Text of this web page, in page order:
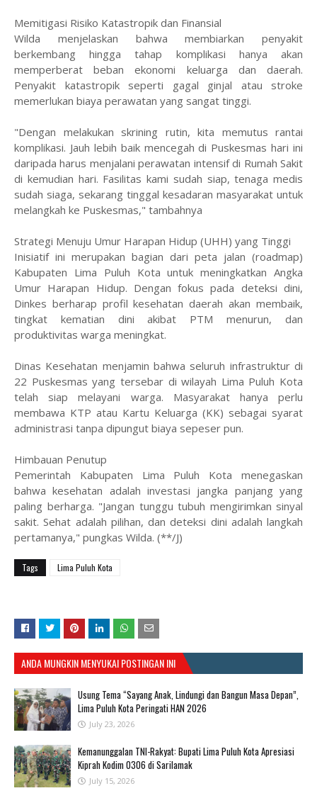
​Memitigasi Risiko Katastropik dan Finansial
​Wilda menjelaskan bahwa membiarkan penyakit
berkembang hingga tahap komplikasi hanya akan
memperberat beban ekonomi keluarga dan daerah.
Penyakit katastropik seperti gagal ginjal atau stroke
memerlukan biaya perawatan yang sangat tinggi.
​"Dengan melakukan skrining rutin, kita memutus rantai
komplikasi. Jauh lebih baik mencegah di Puskesmas hari ini
daripada harus menjalani perawatan intensif di Rumah Sakit
di kemudian hari. Fasilitas kami sudah siap, tenaga medis
sudah siaga, sekarang tinggal kesadaran masyarakat untuk
melangkah ke Puskesmas," tambahnya
​Strategi Menuju Umur Harapan Hidup (UHH) yang Tinggi
​Inisiatif ini merupakan bagian dari peta jalan (roadmap)
Kabupaten Lima Puluh Kota untuk meningkatkan Angka
Umur Harapan Hidup. Dengan fokus pada deteksi dini,
Dinkes berharap profil kesehatan daerah akan membaik,
tingkat kematian dini akibat PTM menurun, dan
produktivitas warga meningkat.
​Dinas Kesehatan menjamin bahwa seluruh infrastruktur di
22 Puskesmas yang tersebar di wilayah Lima Puluh Kota
telah siap melayani warga. Masyarakat hanya perlu
membawa KTP atau Kartu Keluarga (KK) sebagai syarat
administrasi tanpa dipungut biaya sepeser pun.
​Himbauan Penutup
​Pemerintah Kabupaten Lima Puluh Kota menegaskan
bahwa kesehatan adalah investasi jangka panjang yang
paling berharga. "Jangan tunggu tubuh mengirimkan sinyal
sakit. Sehat adalah pilihan, dan deteksi dini adalah langkah
pertamanya," pungkas Wilda. (**/J)
Tags Lima Puluh Kota
ANDA MUNGKIN MENYUKAI POSTINGAN INI
Usung Tema “Sayang Anak, Lindungi dan Bangun Masa Depan”,
Lima Puluh Kota Peringati HAN 2026
July 23, 2026
Kemanunggalan TNI-Rakyat: Bupati Lima Puluh Kota Apresiasi
Kiprah Kodim 0306 di Sarilamak
July 15, 2026